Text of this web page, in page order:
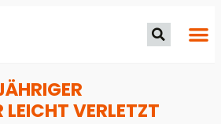
VERLETZT